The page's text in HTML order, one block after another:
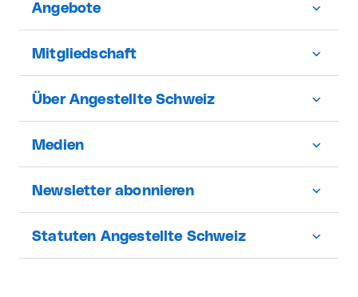
Angebote
Mitgliedschaft
Über Angestellte Schweiz
Medien
Newsletter abonnieren
Statuten Angestellte Schweiz